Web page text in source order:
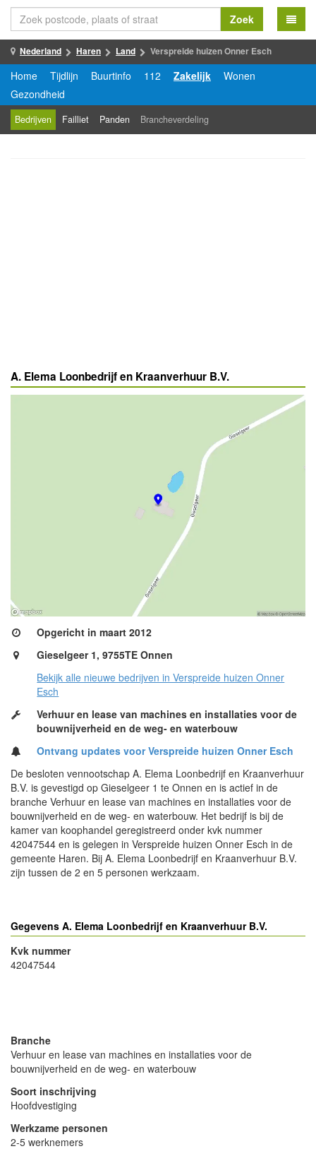
Zoek
Nederland Haren Land Verspreide huizen Onner Esch
Home Tijdlijn Buurtinfo 112 Zakelijk
Wonen
Gezondheid
Bedrijven Failliet Panden Brancheverdeling
A. Elema Loonbedrijf en Kraanverhuur B.V.
Opgericht in maart 2012
Gieselgeer 1, 9755TE Onnen
Bekijk alle nieuwe bedrijven in Verspreide huizen Onner
Esch
Verhuur en lease van machines en installaties voor de
bouwnijverheid en de weg- en waterbouw
Ontvang updates voor Verspreide huizen Onner Esch
De besloten vennootschap A. Elema Loonbedrijf en Kraanverhuur
B.V. is gevestigd op Gieselgeer 1 te Onnen en is actief in de
branche Verhuur en lease van machines en installaties voor de
bouwnijverheid en de weg- en waterbouw. Het bedrijf is bij de
kamer van koophandel geregistreerd onder kvk nummer
42047544 en is gelegen in Verspreide huizen Onner Esch in de
gemeente Haren. Bij A. Elema Loonbedrijf en Kraanverhuur B.V.
zijn tussen de 2 en 5 personen werkzaam.
Gegevens A. Elema Loonbedrijf en Kraanverhuur B.V.
Kvk nummer
42047544
Branche
Verhuur en lease van machines en installaties voor de
bouwnijverheid en de weg- en waterbouw
Soort inschrijving
Hoofdvestiging
Werkzame personen
2-5 werknemers